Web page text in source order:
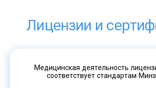
Лицензии и
Медицинская деятельность
соответствует стандартам